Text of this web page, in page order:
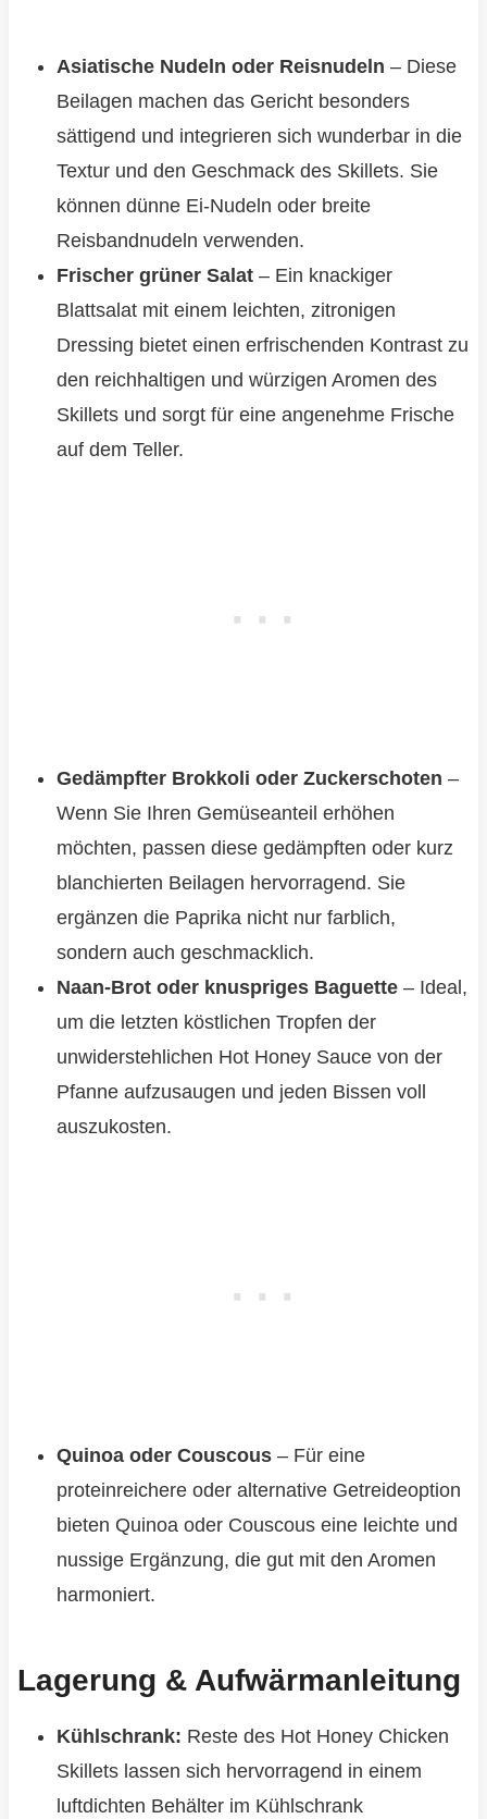
Asiatische Nudeln oder Reisnudeln – Diese
Beilagen machen das Gericht besonders
sättigend und integrieren sich wunderbar in die
Textur und den Geschmack des Skillets. Sie
können dünne Ei-Nudeln oder breite
Reisbandnudeln verwenden.
Frischer grüner Salat– Ein knackiger
Blattsalat mit einem leichten, zitronigen
Dressing bietet einen erfrischenden Kontrast zu
den reichhaltigen und würzigen Aromen des
Skillets und sorgt für eine angenehme Frische
auf dem Teller.
Gedämpfter Brokkoli oder Zuckerschoten –
Wenn Sie Ihren Gemüseanteil erhöhen
möchten, passen diese gedämpften oder kurz
blanchierten Beilagen hervorragend. Sie
ergänzen die Paprika nicht nur farblich,
sondern auch geschmacklich.
Naan-Brot oder knuspriges Baguette– Ideal,
um die letzten köstlichen Tropfen der
unwiderstehlichen Hot Honey Sauce von der
Pfanne aufzusaugen und jeden Bissen voll
auszukosten.
Quinoa oder Couscous– Für eine
proteinreichere oder alternative Getreideoption
bieten Quinoa oder Couscous eine leichte und
nussige Ergänzung, die gut mit den Aromen
harmoniert.
Lagerung & Aufwärmanleitung
Kühlschrank: Reste des Hot Honey Chicken
Skillets lassen sich hervorragend in einem
luftdichten Behälter im Kühlschrank